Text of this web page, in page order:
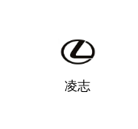
凌志